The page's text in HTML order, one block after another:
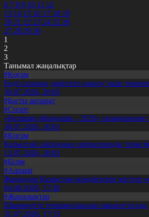
6 7 8 9 10 11 12
13 14 15 16 17 18 19
20 21 22 23 24 25 26
27 28 29 30
1
2
3
Танымал жаңалықтар
#Қоғам
Енді салалық дәрігерге қаралу үшін
30.07.2026, 20:05
#Басты ақпарат
#Спорт
«Болашақ ойындары – 2026» халықаралық
30.07.2026, 10:01
#Қоғам
Құрылтай сайлауына үміткерлердің тізімі
13.07.2026, 20:03
#Білім
#Aqparat
Жапондар Қазақстан өсімдіктерін зерттеп
04.08.2026, 17:30
#Жаңалықтар
Шымкентте теміржолшылар марапатталды
31.07.2026, 17:15